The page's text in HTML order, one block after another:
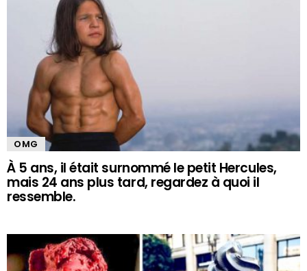
OMG
À 5 ans, il était surnommé le petit Hercules,
mais 24 ans plus tard, regardez à quoi il
ressemble.